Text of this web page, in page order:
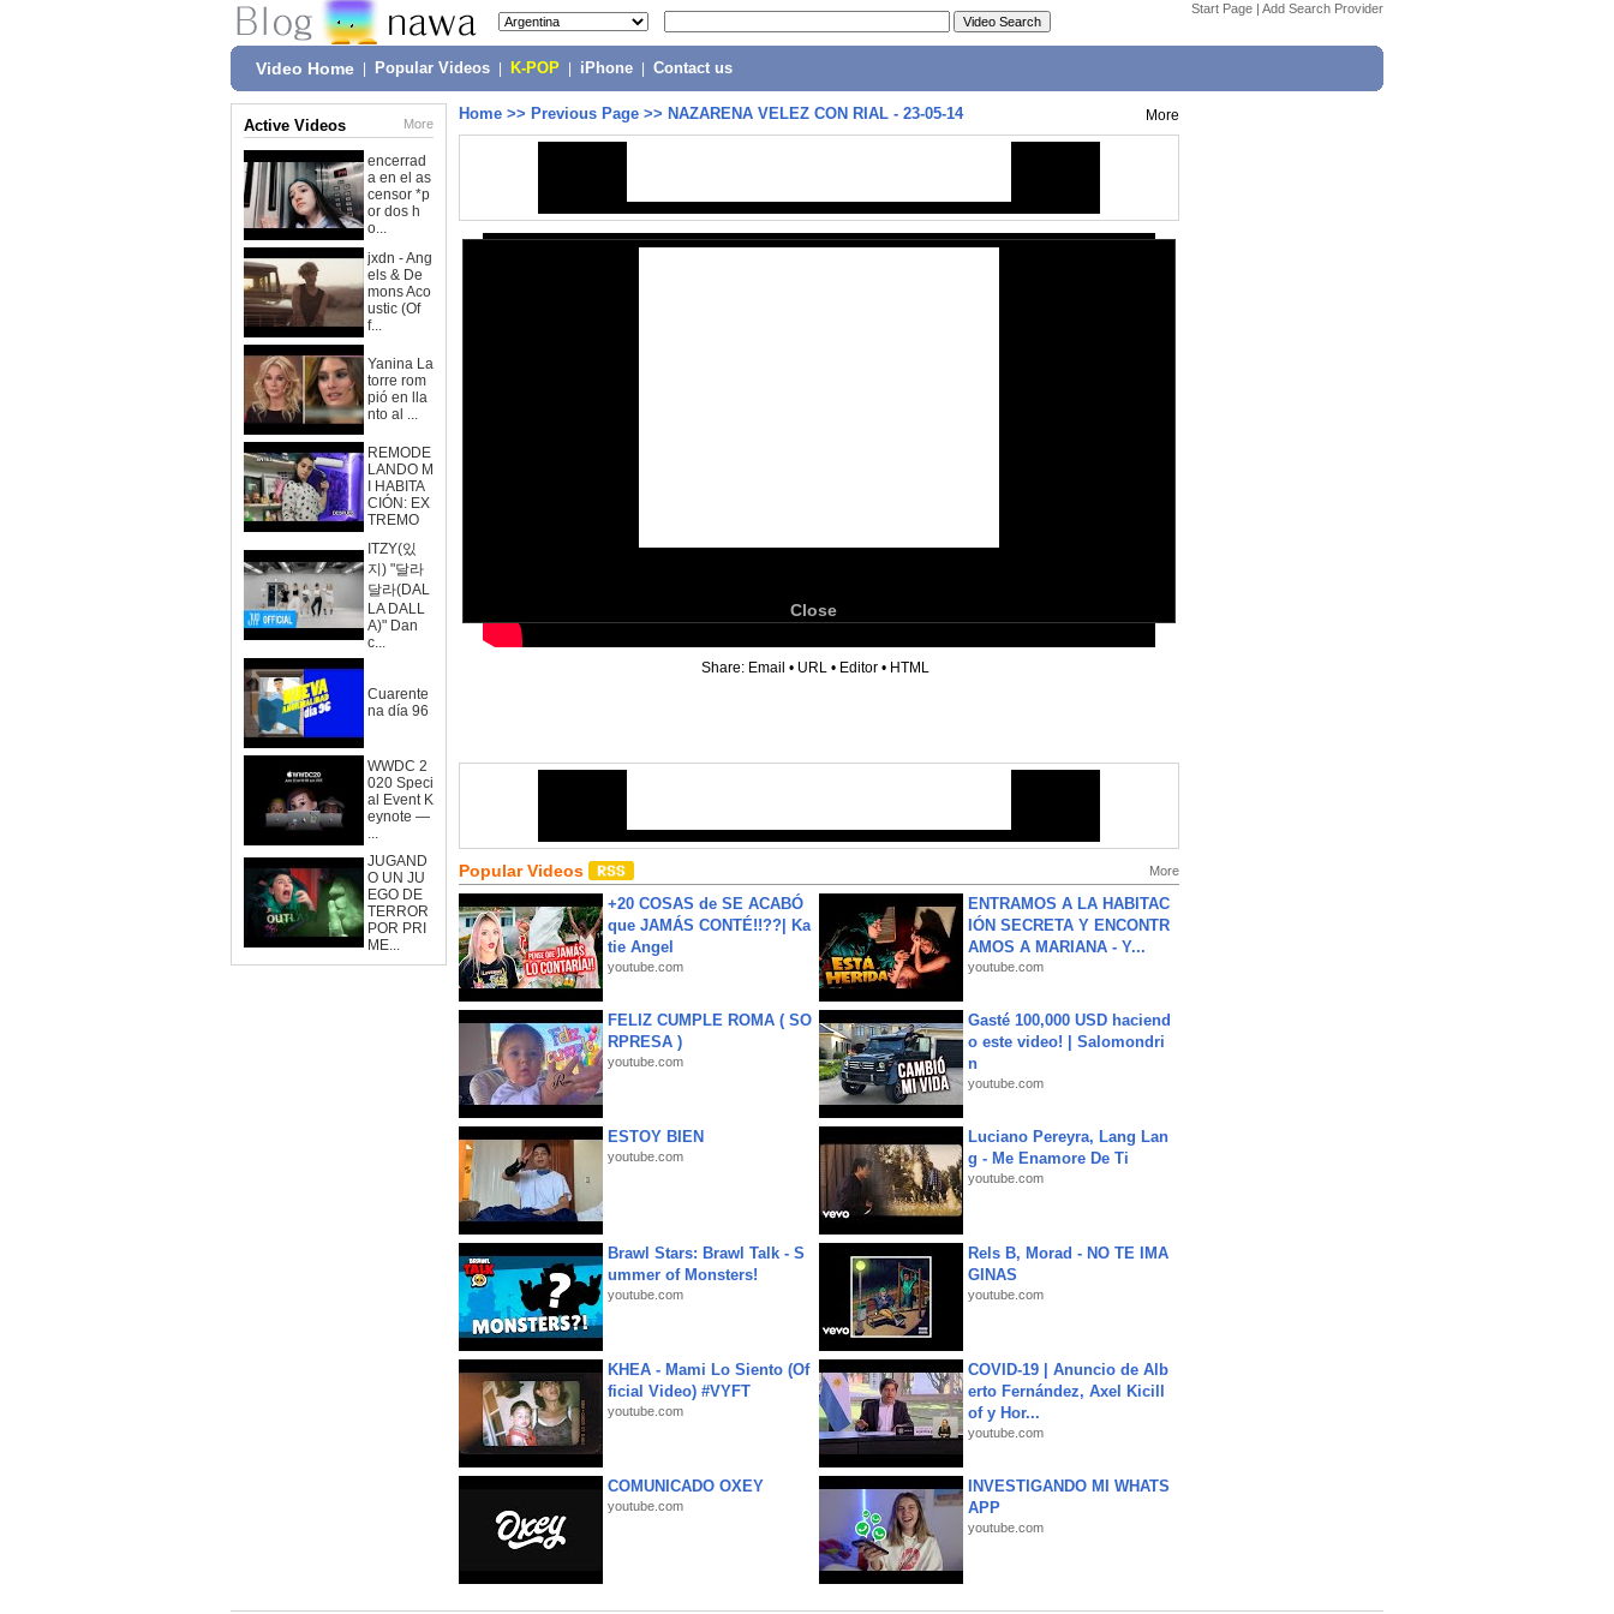
Start Page | Add Search Provider
Video Home Popular Videos K-POP iPhone Contact us
Active Videos More
encerrad
a en el as
censor *p
or dos h
o...
jxdn - Ang
els & De
mons Aco
ustic (Of
f...
Yanina La
torre rom
pió en lla
nto al ...
REMODE
LANDO M
I HABITA
CIÓN: EX
TREMO
ITZY(있
지) "달라
달라(DAL
LA DALL
A)" Dan
c...
Cuarente
na día 96
WWDC 2
020 Speci
al Event K
eynote —
...
JUGAND
O UN JU
EGO DE
TERROR
POR PRI
ME...
Home >> Previous Page >> NAZARENA VELEZ CON RIAL - 23-05-14 More
Close
Share: Email • URL • Editor • HTML
Popular Videos More
+20 COSAS de SE ACABÓ
que JAMÁS CONTÉ!!??| Ka
tie Angel
youtube.com
ENTRAMOS A LA HABITAC
IÓN SECRETA Y ENCONTR
AMOS A MARIANA - Y...
youtube.com
FELIZ CUMPLE ROMA ( SO
RPRESA )
youtube.com
Gasté 100,000 USD haciend
o este video! | Salomondri
n
youtube.com
ESTOY BIEN
youtube.com
Luciano Pereyra, Lang Lan
g - Me Enamore De Ti
youtube.com
Brawl Stars: Brawl Talk - S
ummer of Monsters!
youtube.com
Rels B, Morad - NO TE IMA
GINAS
youtube.com
KHEA - Mami Lo Siento (Of
ficial Video) #VYFT
youtube.com
COVID-19 | Anuncio de Alb
erto Fernández, Axel Kicill
of y Hor...
youtube.com
COMUNICADO OXEY
youtube.com
INVESTIGANDO MI WHATS
APP
youtube.com